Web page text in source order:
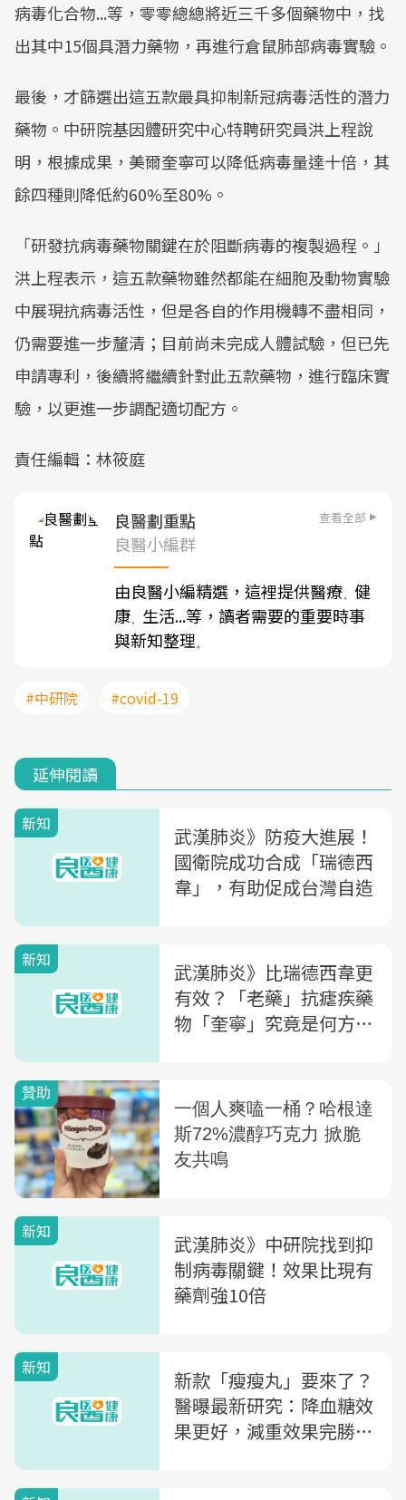
病毒化合物...等，零零總總將近三千多個藥物中，找
出其中15個具潛力藥物，再進行倉鼠肺部病毒實驗。
最後，才篩選出這五款最具抑制新冠病毒活性的潛力
藥物。中研院基因體研究中心特聘研究員洪上程說
明，根據成果，美爾奎寧可以降低病毒量達十倍，其
餘四種則降低約60%至80%。
「研發抗病毒藥物關鍵在於阻斷病毒的複製過程。」
洪上程表示，這五款藥物雖然都能在細胞及動物實驗
中展現抗病毒活性，但是各自的作用機轉不盡相同，
仍需要進一步釐清；目前尚未完成人體試驗，但已先
申請專利，後續將繼續針對此五款藥物，進行臨床實
驗，以更進一步調配適切配方。
責任編輯：林筱庭
良醫劃重點 查看全部
良醫小編群
由良醫小編精選，這裡提供醫療、 健
康、 生活...等，讀者需要的重要時事
與新知整理。
#中研院 #covid-19
延伸閱讀
新知
武漢肺炎》防疫大進展！
國衛院成功合成「瑞德西
韋」，有助促成台灣自造
新知
武漢肺炎》比瑞德西韋更
有效？「老藥」抗瘧疾藥
物「奎寧」究竟是何方神
新知
武漢肺炎》中研院找到抑
制病毒關鍵！效果比現有
藥劑強10倍
新知
新款「瘦瘦丸」要來了？
醫曝最新研究：降血糖效
果更好，減重效果完勝舊